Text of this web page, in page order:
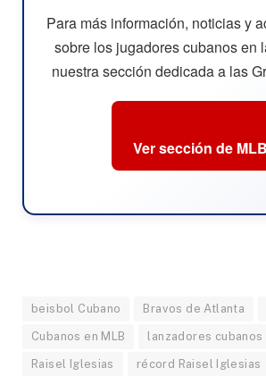
Para más información, noticias y
sobre los jugadores cubanos en
nuestra sección dedicada a las
Ver sección de MLB
beisbol Cubano Bravos de Atlanta
Cubanos en MLB lanzadores cubanos
Raisel Iglesias récord Raisel Iglesias